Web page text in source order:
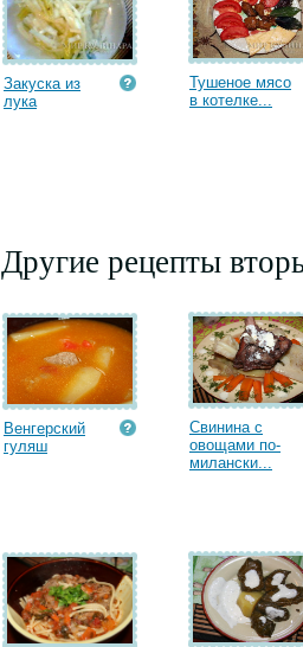
Закуска из
лука
Тушеное мясо
в котелке...
Другие рецепты
Венгерский
гуляш
Свинина с
овощами по-
милански...